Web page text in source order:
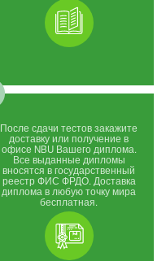
После сдачи тестов закажите
доставку или получение в
офисе NBU Вашего диплома.
Все выданные дипломы
вносятся в государственный
реестр ФИС ФРДО. Доставка
диплома в любую точку мира
бесплатная.